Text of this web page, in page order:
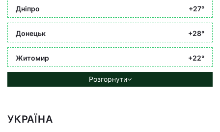
Дніпро +27°
Донецьк +28°
Житомир +22°
Розгорнути
УКРАЇНА